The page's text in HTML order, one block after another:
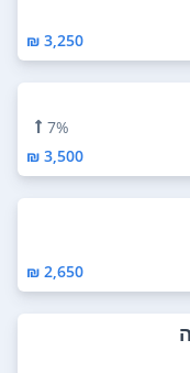
3,250 ₪
7%
3,500 ₪
2,650 ₪